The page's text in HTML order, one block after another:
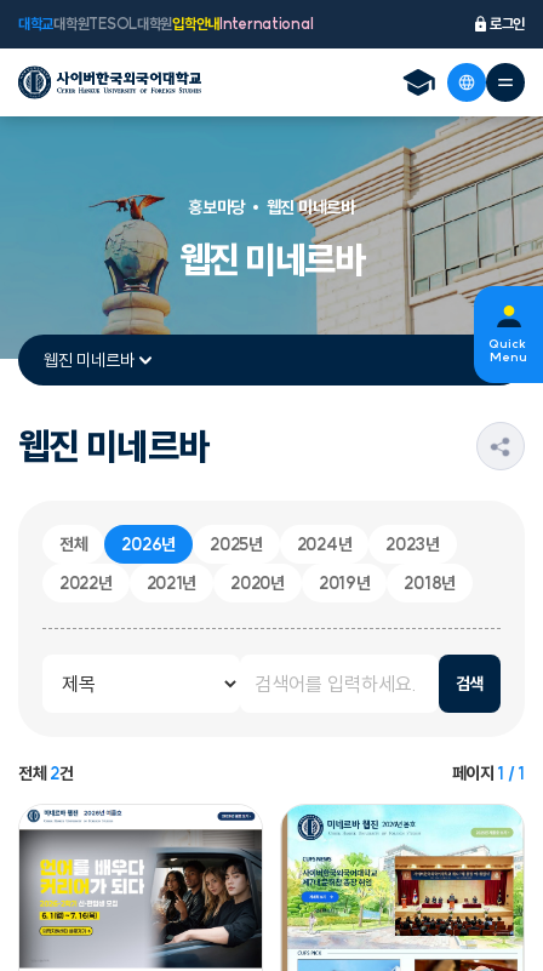
대학교대학원TESOL대학원입학안내 International 로그인
웹진 미네르바
홍보마당 웹진 미네르바
웹진 미네르바
웹진 미네르바
전체 2026년 선택됨2025년 2024년
2023년
2022년
2021년 2020년 2019년 2018년
검색
전체 2건 페이지 1 / 1
Quick
Menu